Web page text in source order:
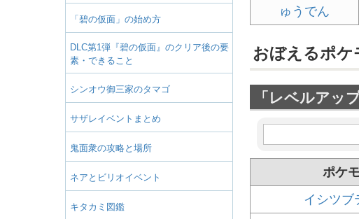
「碧の仮面」の始め方
DLC第1弾『碧の仮面』のクリア後の要
素・できること
シンオウ御三家のタマゴ
サザレイベントまとめ
鬼面衆の攻略と場所
ネアとビリオイベント
キタカミ図鑑
ゅうでん
おぼえるポケ
「レベルアッ
ポケ
イシツブ